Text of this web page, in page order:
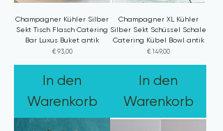
Champagner Kühler Silber
Sekt Tisch Flasch Catering
Bar Luxus Buket antik
Preis
€ 93,00
In den
Warenkorb
Champagner XL Kühler
Silber Sekt Schüssel Schale
Catering Kübel Bowl antik
Preis
€ 149,00
In den
Warenkorb